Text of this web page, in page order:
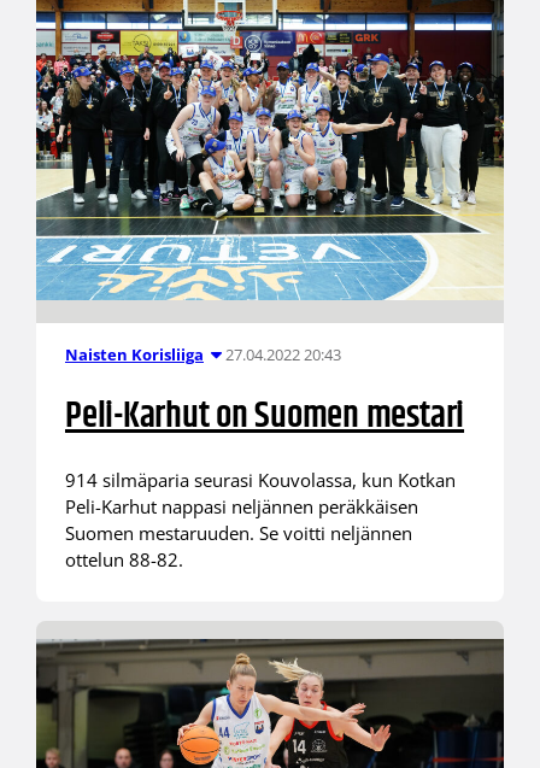
Naisten Korisliiga 27.04.2022 20:43
Peli-Karhut on Suomen mestari
914 silmäparia seurasi Kouvolassa, kun Kotkan
Peli-Karhut nappasi neljännen peräkkäisen
Suomen mestaruuden. Se voitti neljännen
ottelun 88-82.